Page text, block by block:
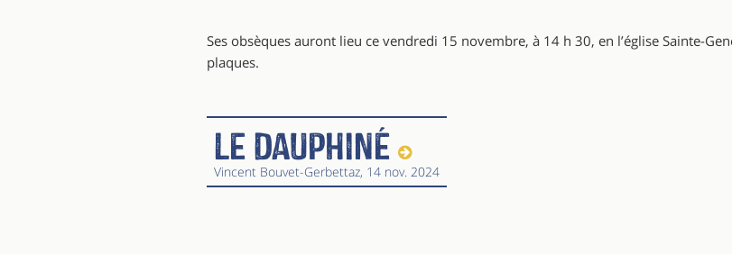
Ses obsèques auront lieu ce vendredi 15 novembre, à 14 h 30, en l’église Sainte-
plaques.
Le Dauphiné
Vincent Bouvet-Gerbettaz, 14 nov. 2024